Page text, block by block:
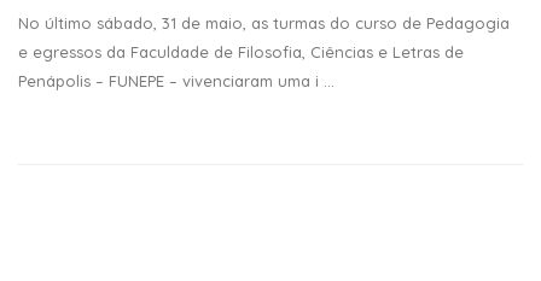
No último sábado, 31 de maio, as turmas do curso de Pedagogia
e egressos da Faculdade de Filosofia, Ciências e Letras de
Penápolis – FUNEPE – vivenciaram uma i ...